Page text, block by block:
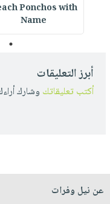
Ponchos with
Name
1
أبرز التعليقات
أكتب تعليقاتك وشارك
عن نيل وفرات